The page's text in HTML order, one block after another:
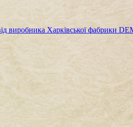
виробника Харківської фабрики